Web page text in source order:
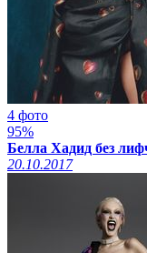
4 фото
95%
Белла Хадид без
20.10.2017